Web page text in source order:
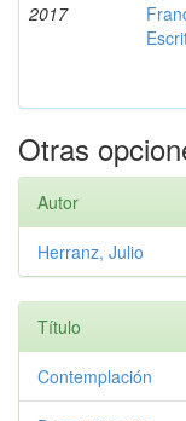
2017
Otras
Autor
Herranz, Julio
Título
Contemplación